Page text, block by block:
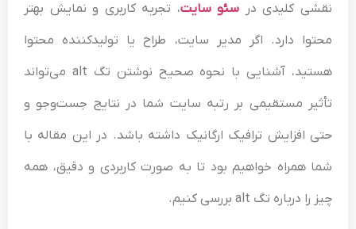
نقشی کلیدی در سئو سایت، تجربه کاربری و نمایش بهتر
محتوا دارد. اگر مدیر سایت، طراح یا تولیدکننده محتوا
هستید، آشنایی با نحوه صحیح نوشتن تگ alt می‌تواند
تأثیر مستقیمی بر رتبه سایت شما در نتایج جست‌وجو و
حتی افزایش ترافیک ارگانیک داشته باشد. در این مقاله با
شما همراه خواهیم بود تا به‌ صورت کاربردی و دقیق، همه
چیز را درباره تگ alt بررسی کنیم.